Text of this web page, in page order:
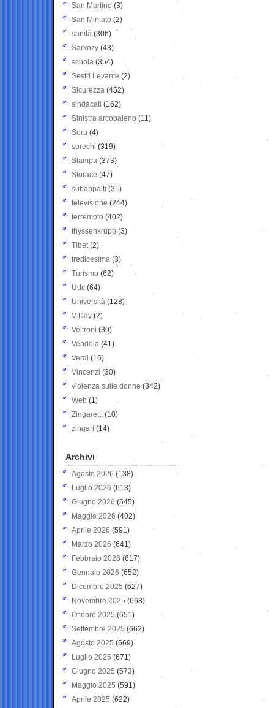
San Martino (3)
San Miniato (2)
sanità (306)
Sarkozy (43)
scuola (354)
Sestri Levante (2)
Sicurezza (452)
sindacati (162)
Sinistra arcobaleno (11)
Soru (4)
sprechi (319)
Stampa (373)
Storace (47)
subappalti (31)
televisione(244)
terremoto (402)
thyssenkrupp (3)
Tibet(2)
tredicesima (3)
Turismo (62)
Udc (64)
Università (128)
V-Day (2)
Veltroni (30)
Vendola (41)
Verdi (16)
Vincenzi (30)
violenza sulle donne (342)
Web (1)
Zingaretti (10)
zingari (14)
Archivi
Agosto 2026 (138)
Luglio 2026 (613)
Giugno 2026 (545)
Maggio 2026 (402)
Aprile 2026 (591)
Marzo 2026 (641)
Febbraio 2026 (617)
Gennaio 2026 (652)
Dicembre 2025 (627)
Novembre 2025 (668)
Ottobre 2025 (651)
Settembre 2025 (662)
Agosto 2025 (669)
Luglio 2025 (671)
Giugno 2025 (573)
Maggio 2025 (591)
Aprile 2025 (622)